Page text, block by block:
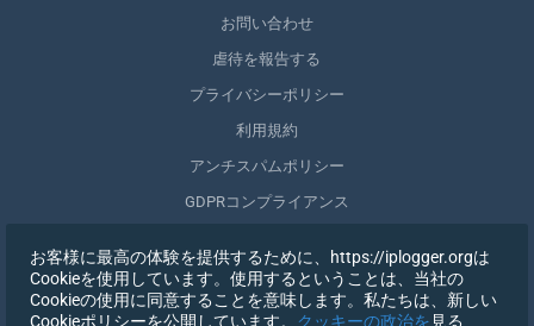
お問い合わせ
虐待を報告する
プライバシーポリシー
利用規約
アンチスパムポリシー
GDPRコンプライアンス
同意を取りやめる
お客様に最高の体験を提供するために、https://iplogger.orgは
Cookieを使用しています。使用するということは、当社の
Cookieの使用に同意することを意味します。私たちは、新しい
Cookieポリシーを公開しています。 クッキーの政治を 見る